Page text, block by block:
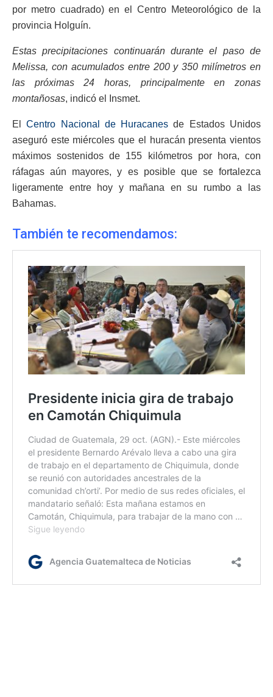
por metro cuadrado) en el Centro Meteorológico de la
provincia Holguín.
Estas precipitaciones continuarán durante el paso de
Melissa, con acumulados entre 200 y 350 milímetros en
las próximas 24 horas, principalmente en zonas
montañosas, indicó el Insmet.
ElCentro Nacional de Huracanes de Estados Unidos
aseguró este miércoles que el huracán presenta vientos
máximos sostenidos de 155 kilómetros por hora, con
ráfagas aún mayores, y es posible que se fortalezca
ligeramente entre hoy y mañana en su rumbo a las
Bahamas.
También te recomendamos: